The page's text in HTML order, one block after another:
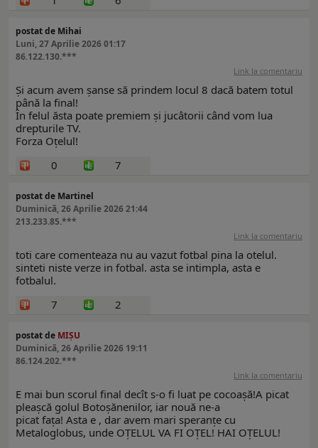
postat de Mihai
Luni, 27 Aprilie 2026 01:17
86.122.130.***
Link la comentariu
Și acum avem șanse să prindem locul 8 dacă batem totul
până la final!
În felul ăsta poate premiem și jucâtorii când vom lua
drepturile TV.
Forza Oțelul!
0
7
postat de Martinel
Duminică, 26 Aprilie 2026 21:44
213.233.85.***
Link la comentariu
toti care comenteaza nu au vazut fotbal pina la otelul.
sinteti niste verze in fotbal. asta se intimpla, asta e
fotbalul.
7
2
postat de MIȘU
Duminică, 26 Aprilie 2026 19:11
86.124.202.***
Link la comentariu
E mai bun scorul final decît s-o fi luat pe cocoașă!A picat
pleașcă golul Botoșănenilor, iar nouă ne-a
picat fața! Asta e , dar avem mari speranțe cu
Metaloglobus, unde OȚELUL VA FI OȚEL! HAI OȚELUL!